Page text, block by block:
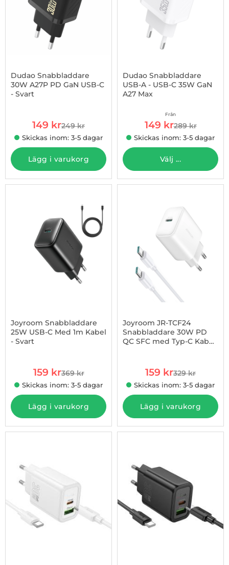
Dudao Snabbladdare
30W A27P PD GaN USB-C
- Svart
rea pris
149 krtidigare pris
249 kr
Skickas inom: 3-5 dagar
Lägg i varukorg
Dudao Snabbladdare
USB-A - USB-C 35W GaN
A27 Max
Från
rea pris
149 krtidigare pris
289 kr
Skickas inom: 3-5 dagar
Välj ...
Joyroom Snabbladdare
25W USB-C Med 1m Kabel
- Svart
rea pris
159 krtidigare pris
369 kr
Skickas inom: 3-5 dagar
Lägg i varukorg
Joyroom JR-TCF24
Snabbladdare 30W PD
QC SFC med Typ-C Kabel
rea pris
159 krtidigare pris
329 kr
Skickas inom: 3-5 dagar
Lägg i varukorg